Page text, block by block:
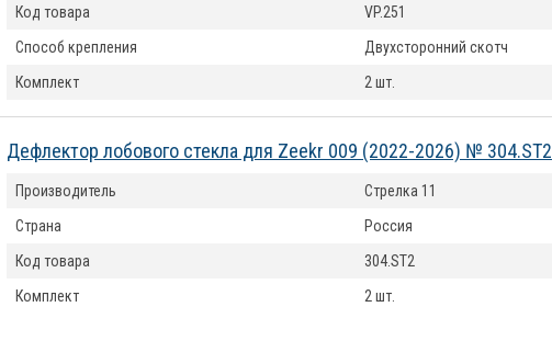
Код товара
VP.251
Способ крепления
Двухсторонний скотч
Комплект
2 шт.
Дефлектор лобового стекла для Zeekr 009 (2022-2026) № 304.ST2
Производитель
Стрелка 11
Страна
Россия
Код товара
304.ST2
Комплект
2 шт.